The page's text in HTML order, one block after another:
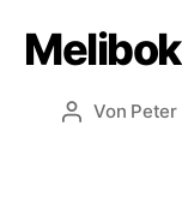
Von Peter